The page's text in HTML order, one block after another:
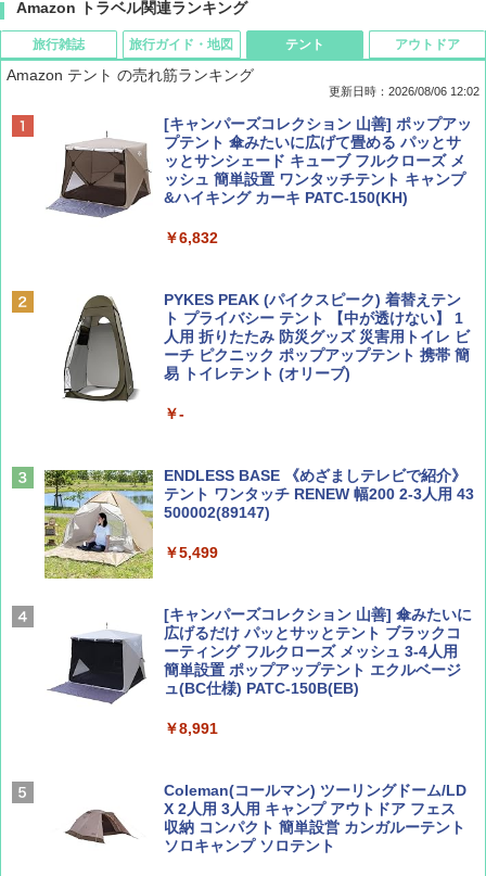
Amazon トラベル関連ランキング
旅行雑誌
ディズニーファン ２０２６年 ９月号 [雑
誌] (ＤＩＳＮＥＹ ＦＡＮ)
￥713
￥1,540
集】ボーイング110周年を祝して！
BE-PAL(ビ-パル) 2026年 9 月号【特別付録:
SOTO ミニマル"旅"財布 ランダム2種】
￥1,500
旅行ガイド・地図
D40 地球の歩き方 チェンマイ タイ北部の魅
力的な町 2026～2027 地球の歩き方D アジア
￥2,079
￥2,479
ァキア 2026～2027 地球の歩き方A ヨーロッ
￥2,277
新しい日本地理 地図・統計・移動から読み
解く (講談社現代新書)
￥1,540
テント
Amazon テント の売れ筋ランキング
更新日時：2026/08/06 12:02
[キャンパーズコレクション 山善] ポップアッ
プテント 傘みたいに広げて畳める パッとサ
ッとサンシェード キューブ フルクローズ メ
ッシュ 簡単設置 ワンタッチテント キャンプ
&ハイキング カーキ PATC-150(KH)
￥6,832
PYKES PEAK (パイクスピーク) 着替えテン
ト プライバシー テント 【中が透けない】 1
人用 折りたたみ 防災グッズ 災害用トイレ ビ
ーチ ピクニック ポップアップテント 携帯 簡
易 トイレテント (オリーブ)
￥-
ENDLESS BASE 《めざましテレビで紹介》
テント ワンタッチ RENEW 幅200 2-3人用 43
500002(89147)
￥5,499
[キャンパーズコレクション 山善] 傘みたいに
広げるだけ パッとサッとテント ブラックコ
ーティング フルクローズ メッシュ 3-4人用
簡単設置 ポップアップテント エクルベージ
ュ(BC仕様) PATC-150B(EB)
￥8,991
Coleman(コールマン) ツーリングドーム/LD
X 2人用 3人用 キャンプ アウトドア フェス
収納 コンパクト 簡単設営 カンガルーテント
ソロキャンプ ソロテント
アウトドア